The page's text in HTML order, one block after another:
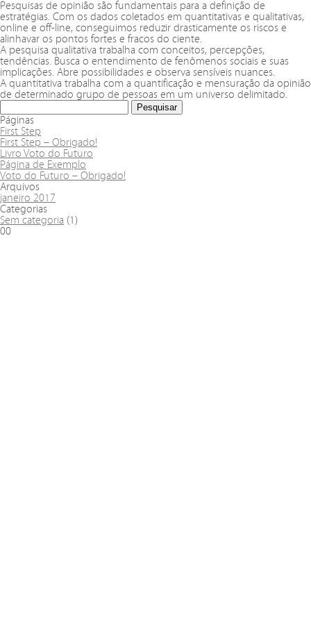
Pesquisas de opinião são fundamentais para a definição de
estratégias. Com os dados coletados em quantitativas e qualitativas,
online e off-line, conseguimos reduzir drasticamente os riscos e
alinhavar os pontos fortes e fracos do ciente.
A pesquisa qualitativa trabalha com conceitos, percepções,
tendências. Busca o entendimento de fenômenos sociais e suas
implicações. Abre possibilidades e observa sensíveis nuances.
A quantitativa trabalha com a quantificação e mensuração da opinião
de determinado grupo de pessoas em um universo delimitado.
Páginas
First Step
First Step – Obrigado!
Livro Voto do Futuro
Página de Exemplo
Voto do Futuro – Obrigado!
Arquivos
janeiro 2017
Categorias
Sem categoria (1)
00